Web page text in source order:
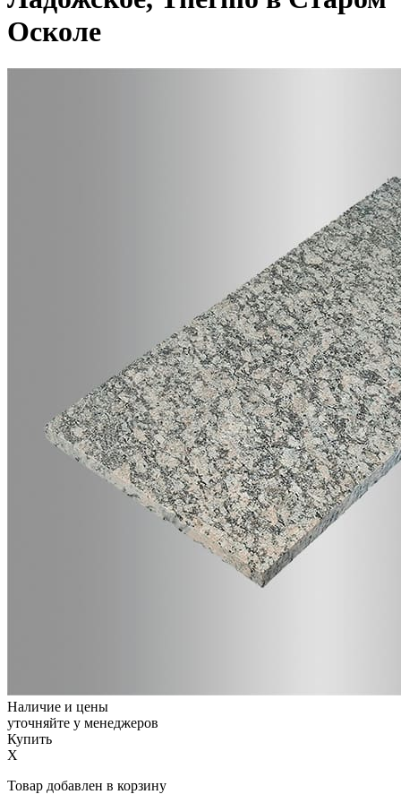
Осколе
Наличие и цены
уточняйте у менеджеров
Купить
X
Товар добавлен в корзину